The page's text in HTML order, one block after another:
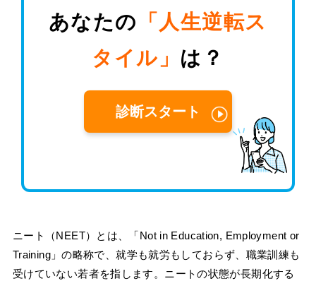
あなたの 「人生逆転ス
タイル」 は？
診断スタート
ニート（NEET）とは、「Not in Education, Employment or
Training」の略称で、就学も就労もしておらず、職業訓練も
受けていない若者を指します。ニートの状態が長期化する